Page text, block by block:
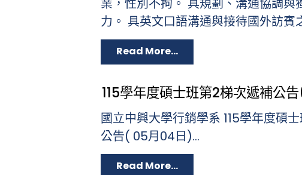
業，性別不拘。 具規劃、溝通協調與
力。 具英文口語溝通與接待國外訪賓
Read More...
115學年度碩士班第2梯次遞補公
國立中興大學行銷學系 115學年度碩
公告( 05月04日)...
Read More...